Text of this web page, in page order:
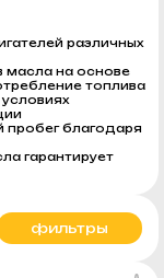
различных
масла на основе
топлива
благодаря
гарантирует
фильтры